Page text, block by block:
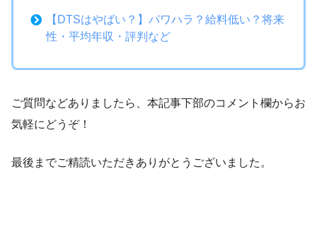
【DTSはやばい？】パワハラ？給料低い？将来
性・平均年収・評判など
ご質問などありましたら、本記事下部のコメント欄からお
気軽にどうぞ！
最後までご精読いただきありがとうございました。